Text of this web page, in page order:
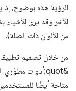
الرؤية هذه بوضوح،
الآخر وقد يرى الأشياء
من الألوان ذات الصلة).
من خلال تصميم
متاحة أيضًا